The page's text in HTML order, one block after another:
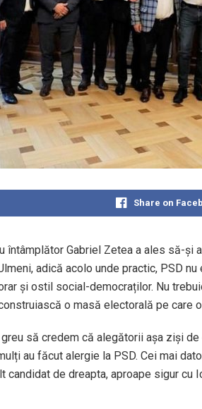
Share on
întâmplător Gabriel Zetea a ales să-și
adică acolo unde practic, PSD
și ostil social-democraților. Nu
o masă electorală pe care
să credem că alegătorii așa ziși
au făcut alergie la PSD. Cei mai
candidat de dreapta, aproape sigur cu